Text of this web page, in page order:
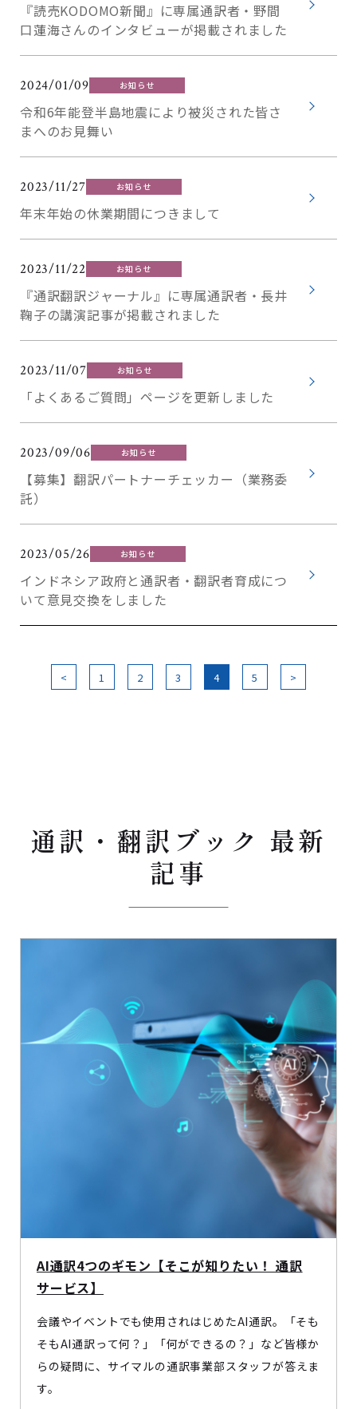
『読売KODOMO新聞』に専属通訳者・野間
口蓮海さんのインタビューが掲載されました
2024/01/09 お知らせ
令和6年能登半島地震により被災された皆さ
まへのお見舞い
2023/11/27 お知らせ
年末年始の休業期間につきまして
2023/11/22 お知らせ
『通訳翻訳ジャーナル』に専属通訳者・長井
鞠子の講演記事が掲載されました
2023/11/07 お知らせ
「よくあるご質問」ページを更新しました
2023/09/06 お知らせ
【募集】翻訳パートナーチェッカー（業務委
託）
2023/05/26 お知らせ
インドネシア政府と通訳者・翻訳者育成につ
いて意見交換をしました
< 1 2 3 4 5 >
通訳・翻訳ブック 最新
記事
AI通訳4つのギモン【そこが知りたい！ 通訳
サービス】
会議やイベントでも使用されはじめたAI通訳。「そも
そもAI通訳って何？」「何ができるの？」など皆様か
らの疑問に、サイマルの通訳事業部スタッフが答えま
す。